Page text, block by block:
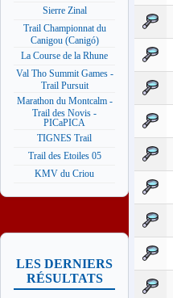
Sierre Zinal
Trail Championnat du
Canigou (Canigó)
La Course de la Rhune
Val Tho Summit Games -
Trail Pursuit
Marathon du Montcalm -
Trail des Novis -
PICaPICA
TIGNES Trail
Trail des Etoiles 05
KMV du Criou
LES DERNIERS
RÉSULTATS